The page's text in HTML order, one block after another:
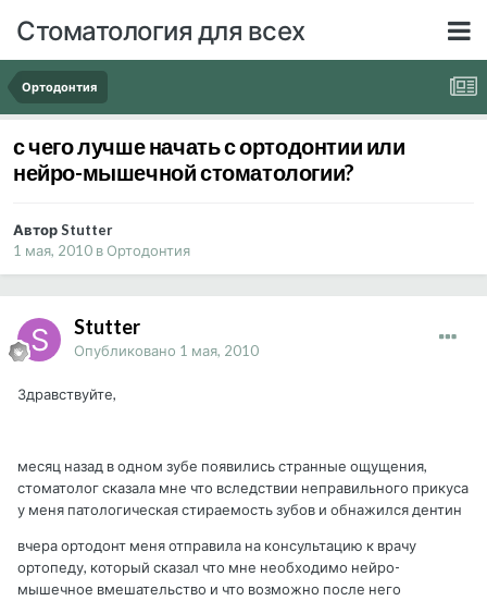
Стоматология для всех
Ортодонтия
с чего лучше начать с ортодонтии или
нейро-мышечной стоматологии?
Автор Stutter
1 мая, 2010 в Ортодонтия
Stutter
Опубликовано 1 мая, 2010
Здравствуйте,
месяц назад в одном зубе появились странные ощущения,
стоматолог сказала мне что вследствии неправильного прикуса
у меня патологическая стираемость зубов и обнажился дентин
вчера ортодонт меня отправила на консультацию к врачу
ортопеду, который сказал что мне необходимо нейро-
мышечное вмешательство и что возможно после него